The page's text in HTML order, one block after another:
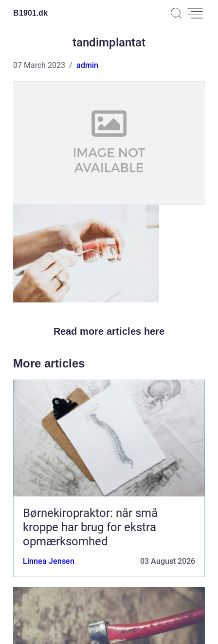
B1901.dk
tandimplantat
07 March 2023 admin
Read more articles here
More articles
Børnekiropraktor: når små
kroppe har brug for ekstra
opmærksomhed
Linnea Jensen 03 August 2026